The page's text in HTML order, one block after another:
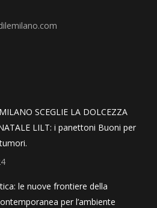
SCEGLIE LA DOLCEZZA
LILT: i panettoni Buoni per
le nuove frontiere della
per l’ambiente